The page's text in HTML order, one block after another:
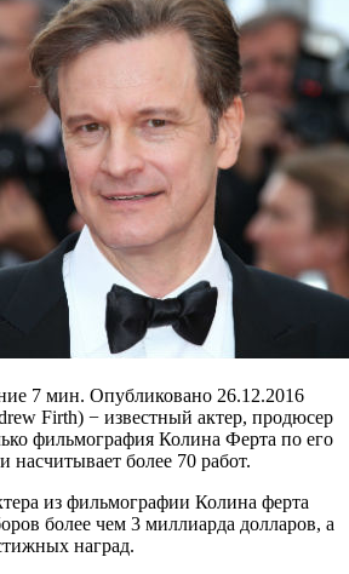
7 мин. Опубликовано 26.12.2016
Firth) − известный актер, продюсер
фильмография Колина Ферта по его
насчитывает более 70 работ.
из фильмографии Колина ферта
более чем 3 миллиарда долларов, а
наград.